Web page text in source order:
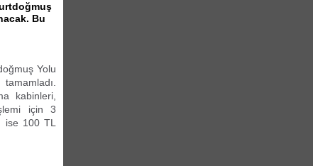
Bu
Yolu
kabinleri,
için 3
ise 100 TL